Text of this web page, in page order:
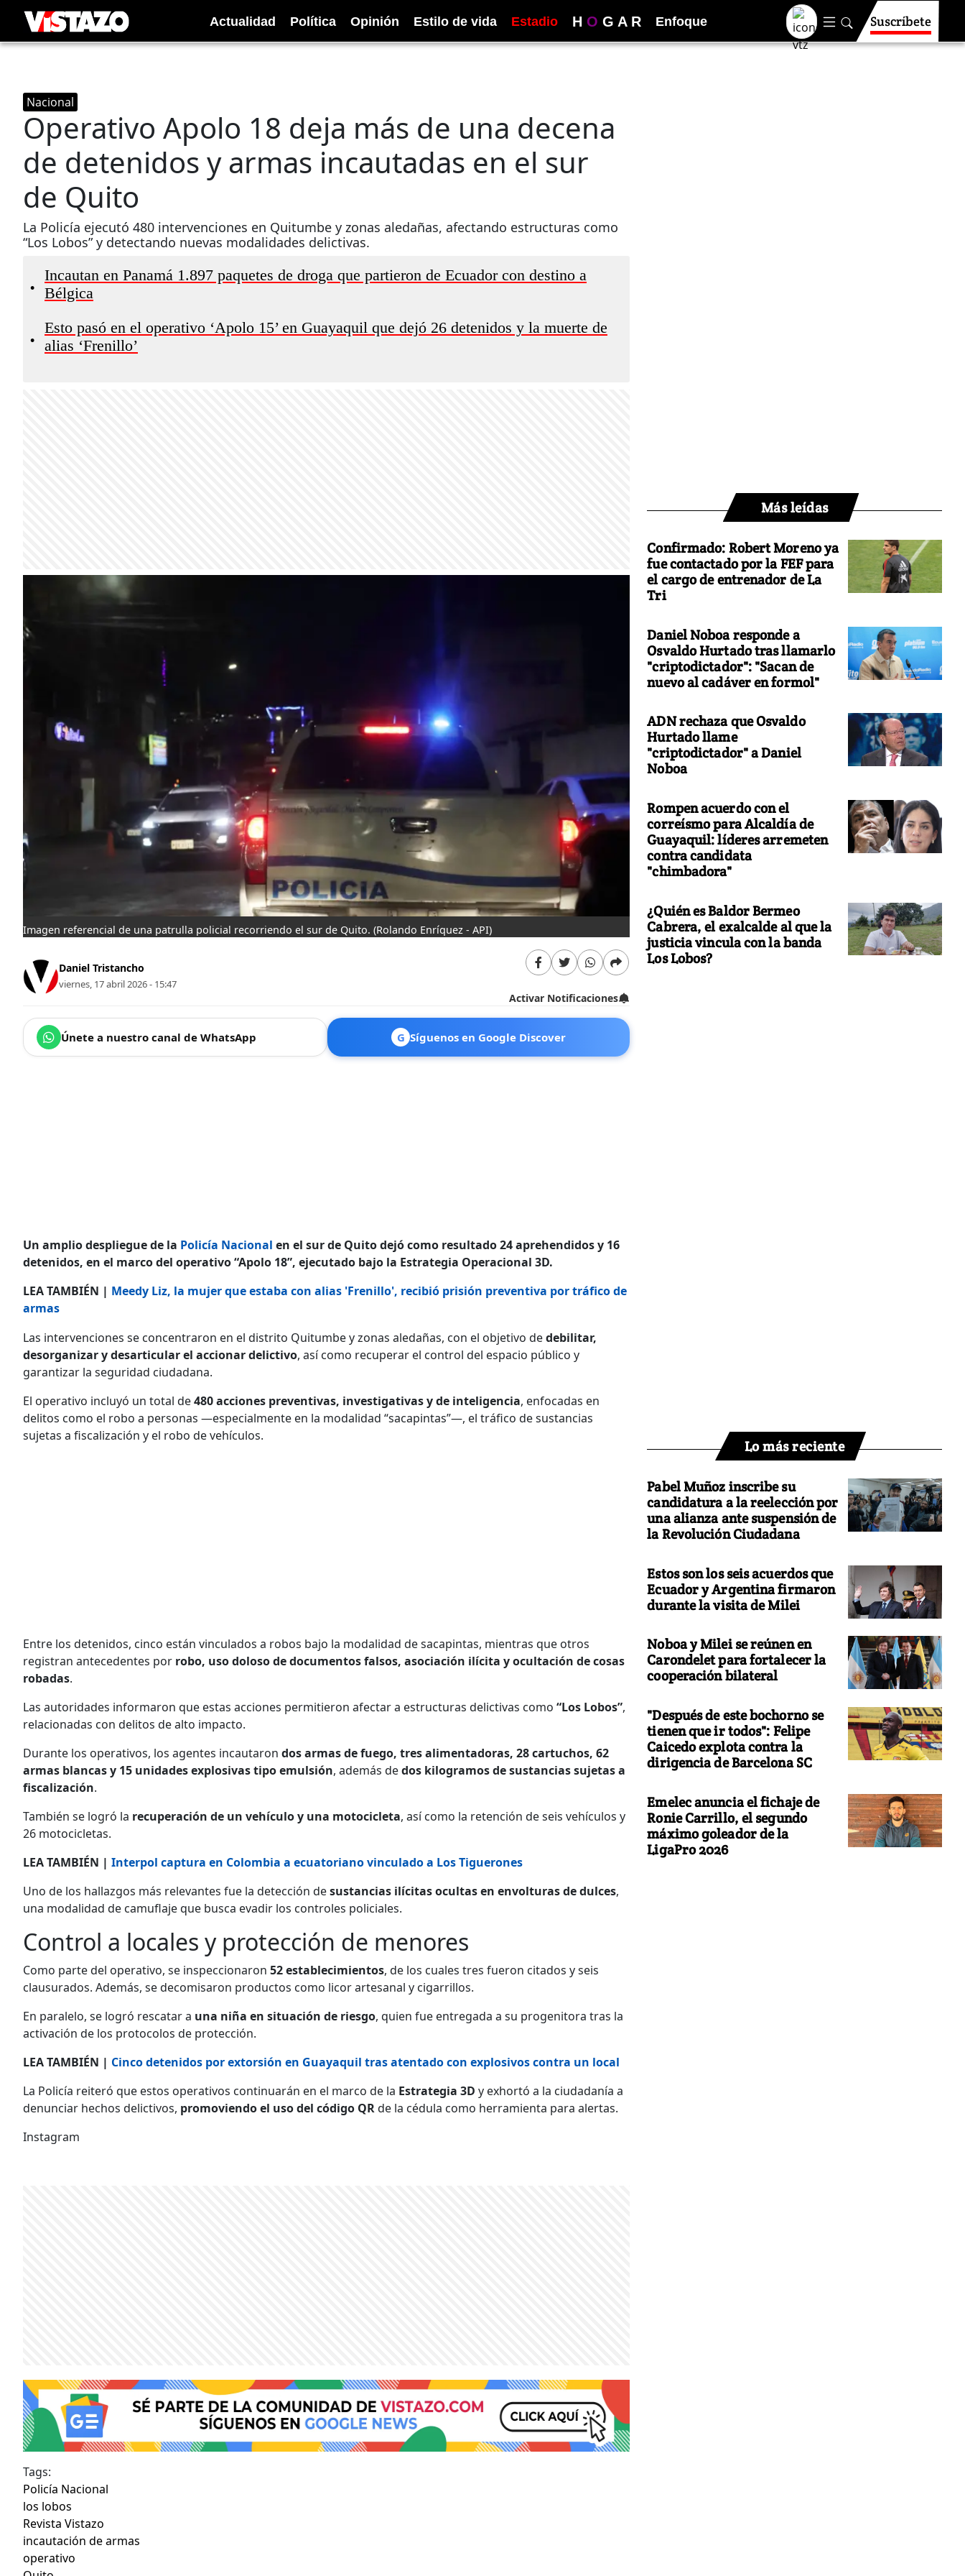
Actualidad Política Opinión Estilo de vida Estadio H O G A R Enfoque Suscríbete
Nacional
Operativo Apolo 18 deja más de una decena
de detenidos y armas incautadas en el sur
de Quito
La Policía ejecutó 480 intervenciones en Quitumbe y zonas aledañas, afectando estructuras como
“Los Lobos” y detectando nuevas modalidades delictivas.
•
Incautan en Panamá 1.897 paquetes de droga que partieron de Ecuador con destino a
Bélgica
•
Esto pasó en el operativo ‘Apolo 15’ en Guayaquil que dejó 26 detenidos y la muerte de
alias ‘Frenillo’
Imagen referencial de una patrulla policial recorriendo el sur de Quito. (Rolando Enríquez - API)
Daniel Tristancho
viernes, 17 abril 2026 - 15:47
Activar Notificaciones
Únete a nuestro canal de WhatsApp G Síguenos en Google Discover
Un amplio despliegue de la Policía Nacional en el sur de Quito dejó como resultado 24 aprehendidos y 16
detenidos, en el marco del operativo “Apolo 18”, ejecutado bajo la Estrategia Operacional 3D.
LEA TAMBIÉN | Meedy Liz, la mujer que estaba con alias 'Frenillo', recibió prisión preventiva por tráfico de
armas
Las intervenciones se concentraron en el distrito Quitumbe y zonas aledañas, con el objetivo dedebilitar,
desorganizar y desarticular el accionar delictivo, así como recuperar el control del espacio público y
garantizar la seguridad ciudadana.
El operativo incluyó un total de480 acciones preventivas, investigativas y de inteligencia, enfocadas en
delitos como el robo a personas —especialmente en la modalidad “sacapintas”—, el tráfico de sustancias
sujetas a fiscalización y el robo de vehículos.
Entre los detenidos, cinco están vinculados a robos bajo la modalidad de sacapintas, mientras que otros
registran antecedentes por robo, uso doloso de documentos falsos, asociación ilícita y ocultación de cosas
robadas.
Las autoridades informaron que estas acciones permitieron afectar a estructuras delictivas como “Los Lobos”,
relacionadas con delitos de alto impacto.
Durante los operativos, los agentes incautaron dos armas de fuego, tres alimentadoras, 28 cartuchos, 62
armas blancas y 15 unidades explosivas tipo emulsión, además dedos kilogramos de sustancias sujetas a
fiscalización.
También se logró la recuperación de un vehículo y una motocicleta, así como la retención de seis vehículos y
26 motocicletas.
LEA TAMBIÉN | Interpol captura en Colombia a ecuatoriano vinculado a Los Tiguerones
Uno de los hallazgos más relevantes fue la detección desustancias ilícitas ocultas en envolturas de dulces,
una modalidad de camuflaje que busca evadir los controles policiales.
Control a locales y protección de menores
Como parte del operativo, se inspeccionaron 52 establecimientos, de los cuales tres fueron citados y seis
clausurados. Además, se decomisaron productos como licor artesanal y cigarrillos.
En paralelo, se logró rescatar a una niña en situación de riesgo, quien fue entregada a su progenitora tras la
activación de los protocolos de protección.
LEA TAMBIÉN | Cinco detenidos por extorsión en Guayaquil tras atentado con explosivos contra un local
La Policía reiteró que estos operativos continuarán en el marco de la Estrategia 3D y exhortó a la ciudadanía a
denunciar hechos delictivos, promoviendo el uso del código QRde la cédula como herramienta para alertas.
Instagram
Tags:
Policía Nacional
los lobos
Revista Vistazo
incautación de armas
operativo
Más leídas
Confirmado: Robert Moreno ya
fue contactado por la FEF para
el cargo de entrenador de La
Tri
Daniel Noboa responde a
Osvaldo Hurtado tras llamarlo
"criptodictador": "Sacan de
nuevo al cadáver en formol"
ADN rechaza que Osvaldo
Hurtado llame
"criptodictador" a Daniel
Noboa
Rompen acuerdo con el
correísmo para Alcaldía de
Guayaquil: líderes arremeten
contra candidata
"chimbadora"
¿Quién es Baldor Bermeo
Cabrera, el exalcalde al que la
justicia vincula con la banda
Los Lobos?
Lo más reciente
Pabel Muñoz inscribe su
candidatura a la reelección por
una alianza ante suspensión de
la Revolución Ciudadana
Estos son los seis acuerdos que
Ecuador y Argentina firmaron
durante la visita de Milei
Noboa y Milei se reúnen en
Carondelet para fortalecer la
cooperación bilateral
"Después de este bochorno se
tienen que ir todos": Felipe
Caicedo explota contra la
dirigencia de Barcelona SC
Emelec anuncia el fichaje de
Ronie Carrillo, el segundo
máximo goleador de la
LigaPro 2026